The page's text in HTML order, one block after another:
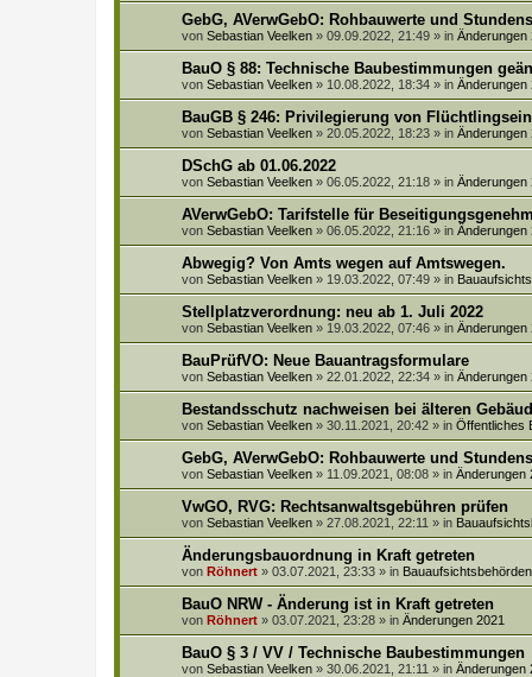
GebG, AVerwGebO: Rohbauwerte und
von Sebastian Veelken » 09.09.2022, 21:49 » in Änderungen
BauO § 88: Technische Baubestimmungen
von Sebastian Veelken » 10.08.2022, 18:34 » in Änderungen
BauGB § 246: Privilegierung von
von Sebastian Veelken » 20.05.2022, 18:23 » in Änderungen
DSchG ab 01.06.2022
von Sebastian Veelken » 06.05.2022, 21:18 » in Änderungen
AVerwGebO: Tarifstelle für
von Sebastian Veelken » 06.05.2022, 21:16 » in Änderungen
Abwegig? Von Amts wegen auf Amtswegen.
von Sebastian Veelken » 19.03.2022, 07:49 » in
Stellplatzverordnung: neu ab 1. Juli 2022
von Sebastian Veelken » 19.03.2022, 07:46 » in Änderungen
BauPrüfVO: Neue Bauantragsformulare
von Sebastian Veelken » 22.01.2022, 22:34 » in Änderungen
Bestandsschutz nachweisen bei älteren
von Sebastian Veelken » 30.11.2021, 20:42 » in Öffentliches
GebG, AVerwGebO: Rohbauwerte und
von Sebastian Veelken » 11.09.2021, 08:08 » in Änderungen
VwGO, RVG: Rechtsanwaltsgebühren prüfen
von Sebastian Veelken » 27.08.2021, 22:11 » in
Änderungsbauordnung in Kraft getreten
von Röhnert » 03.07.2021, 23:33 » in
BauO NRW - Änderung ist in Kraft getreten
von Röhnert » 03.07.2021, 23:28 » in Änderungen 2021
BauO § 3 / VV / Technische Baubestimmungen
von Sebastian Veelken » 30.06.2021, 21:11 » in Änderungen